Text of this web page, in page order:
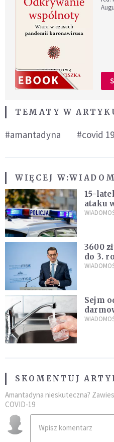
TEMATY W
#amantadyna #covid 19
WIĘCEJ W:
15-
ataku
Policja
3600
do 3.
Sejm
SKOMENTUJ
Amantadyna nieskuteczna?
COVID-19